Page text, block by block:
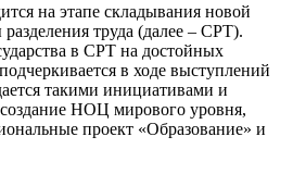
на этапе складывания новой
труда (далее – СРТ).
в СРТ на достойных
в ходе выступлений
такими инициативами и
НОЦ мирового уровня,
проект «Образование» и